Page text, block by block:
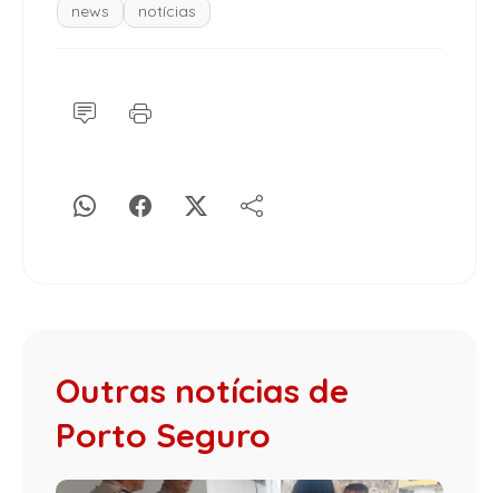
news
notícias
Outras notícias de
Porto Seguro